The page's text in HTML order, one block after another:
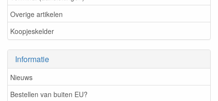
Overige artikelen
Koopjeskelder
Informatie
Nieuws
Bestellen van buiten EU?